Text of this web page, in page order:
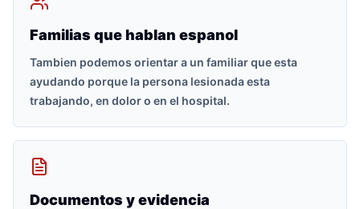
Familias que hablan espanol
Tambien podemos orientar a un familiar que esta
ayudando porque la persona lesionada esta
trabajando, en dolor o en el hospital.
Documentos y evidencia